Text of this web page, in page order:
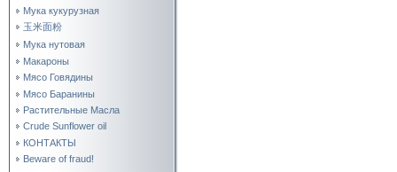
Мука кукурузная
玉米面粉
Мука нутовая
Макароны
Мясо Говядины
Мясо Баранины
Растительные Масла
Crude Sunflower oil
КОНТАКТЫ
Beware of fraud!